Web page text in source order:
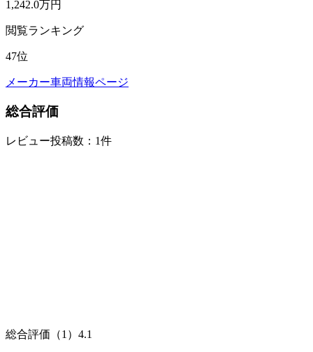
1,242.0万円
閲覧ランキング
47位
メーカー車両情報ページ
総合評価
レビュー投稿数：1件
総合評価（1） 4.1